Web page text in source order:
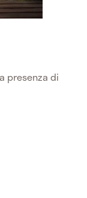
presenza di